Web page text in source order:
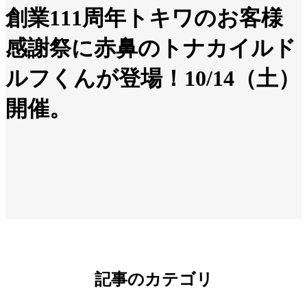
創業111周年トキワのお客様
感謝祭に赤鼻のトナカイルド
ルフくんが登場！10/14（土）
開催。
記事のカテゴリ